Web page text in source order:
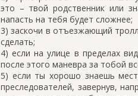
это – твой родственник или
напасть на тебя будет сложнее;
3) заскочи в отъезжающий
сделать;
4) если на улице в пределах
после этого маневра за тобой
5) если ты хорошо знаешь
преследователей, завернув,